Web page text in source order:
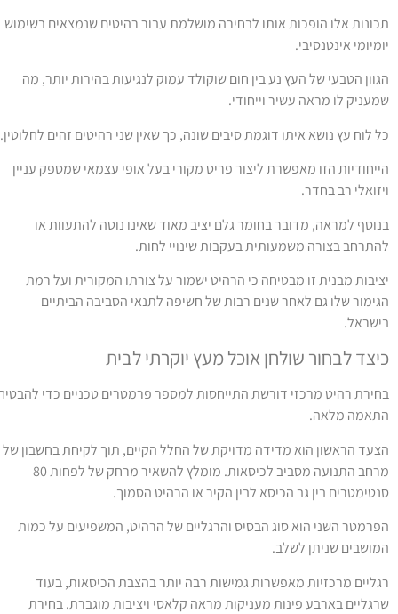
אלו הופכות אותו לבחירה מושלמת עבור רהיטים שנמצאים בשימוש
אינטנסיבי.
הטבעי של העץ נע בין חום שוקולד עמוק לנגיעות בהירות יותר, מה
לו מראה עשיר וייחודי.
לוח עץ נושא איתו דוגמת סיבים שונה, כך שאין שני רהיטים זהים לחלוטין.
הזו מאפשרת ליצור פריט מקורי בעל אופי עצמאי שמספק עניין
רב בחדר.
למראה, מדובר בחומר גלם יציב מאוד שאינו נוטה להתעוות או
בצורה משמעותית בעקבות שינויי לחות.
מבנית זו מבטיחה כי הרהיט ישמור על צורתו המקורית ועל רמת
שלו גם לאחר שנים רבות של חשיפה לתנאי הסביבה הביתיים
לבחור שולחן אוכל מעץ יוקרתי לבית
רהיט מרכזי דורשת התייחסות למספר פרמטרים טכניים כדי להבטיח
מלאה.
הראשון הוא מדידה מדויקת של החלל הקיים, תוך לקיחת בחשבון של
מרחב התנועה מסביב לכיסאות. מומלץ להשאיר מרחק של לפחות 80
בין גב הכיסא לבין הקיר או הרהיט הסמוך.
השני הוא סוג הבסיס והרגליים של הרהיט, המשפיעים על כמות
שניתן לשלב.
מרכזיות מאפשרות גמישות רבה יותר בהצבת הכיסאות, בעוד
בארבע פינות מעניקות מראה קלאסי ויציבות מוגברת. בחירת